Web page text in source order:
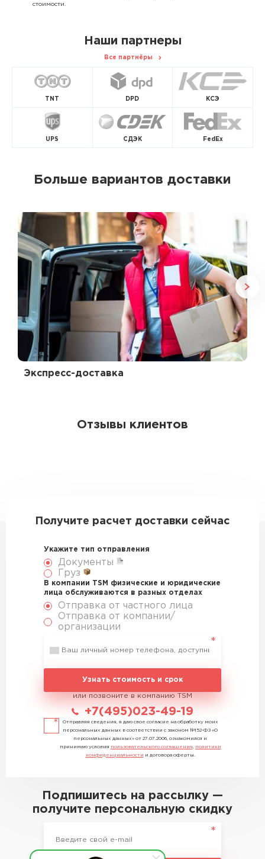
стоимости.
Наши партнеры
Все партнёры
TNT DPD КСЭ
UPS СДЭК FedEx
Больше вариантов доставки
Экспресс-доставка
Отзывы клиентов
Получите расчет доставки сейчас
Укажите тип отправления
Документы
Груз
В компании TSM физические и юридические
лица обслуживаются в разных отделах
Отправка от частного лица
Отправка от компании/
организации
Узнать стоимость и срок
или позвоните в компанию TSM
+7(495)023-49-19
Отправляя сведения, я даю свое согласие на обработку моих
персональных данных в соответствии с законом №152-ФЗ «О
персональных данных» от 27.07.2006, ознакомился и
принимаю условия пользовательского соглашения
политики
конфиденциальности и договора оферты.
Подпишитесь на рассылку —
получите персональную скидку